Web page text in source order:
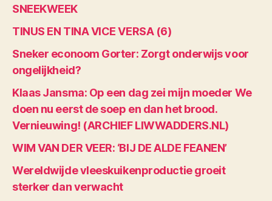
SNEEKWEEK
TINUS EN TINA VICE VERSA (6)
Sneker econoom Gorter: Zorgt onderwijs voor
ongelijkheid?
Klaas Jansma: Op een dag zei mijn moeder We
doen nu eerst de soep en dan het brood.
Vernieuwing! (ARCHIEF LIWWADDERS.NL)
WIM VAN DER VEER: ‘BIJ DE ALDE FEANEN’
Wereldwijde vleeskuikenproductie groeit
sterker dan verwacht